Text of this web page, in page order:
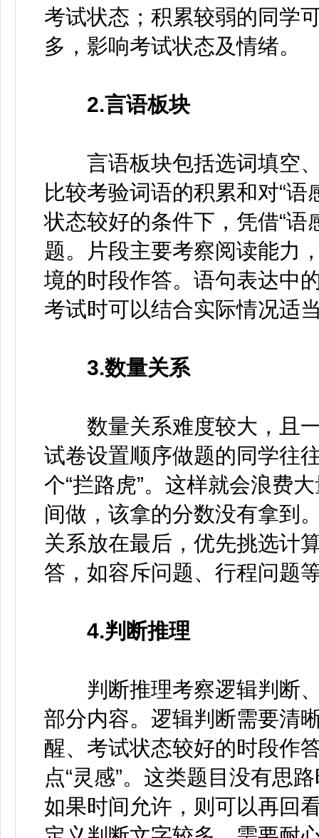
考试状态；积累较弱的同学
多，影响考试状态及情绪。
2.言语板块
言语板块包括选词填空、
比较考验词语的积累和对“
状态较好的条件下，凭借“语
题。片段主要考察阅读能力
境的时段作答。语句表达中
考试时可以结合实际情况适
3.数量关系
数量关系难度较大，且一
试卷设置顺序做题的同学往
个“拦路虎”。这样就会浪费
间做，该拿的分数没有拿到
关系放在最后，优先挑选计
答，如容斥问题、行程问题
4.判断推理
判断推理考察逻辑判断、
部分内容。逻辑判断需要清
醒、考试状态较好的时段作
点“灵感”。这类题目没有思
如果时间允许，则可以再回